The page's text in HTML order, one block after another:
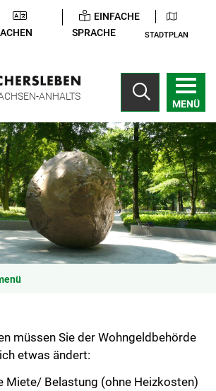
EINFACHE
SPRACHE
STADTPLAN
ANHALTS
MENÜ
müssen Sie der Wohngeldbehörde
etwas ändert:
Miete/ Belastung (ohne Heizkosten)